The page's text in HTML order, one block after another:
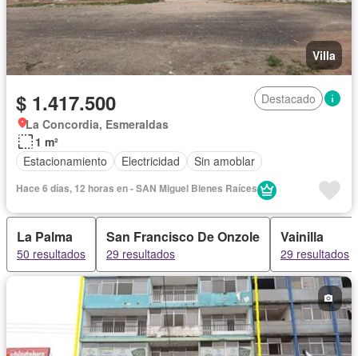
Villa
$ 1.417.500
Destacado
La Concordia, Esmeraldas
1 m²
Estacionamiento
Electricidad Sin amoblar
Hace 6 días, 12 horas en - SAN Miguel Bienes Raíces
La Palma
50 resultados
San Francisco De Onzole
29 resultados
Vainilla
29 resultados